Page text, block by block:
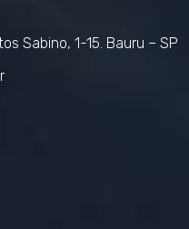
Sabino, 1-15. Bauru – SP